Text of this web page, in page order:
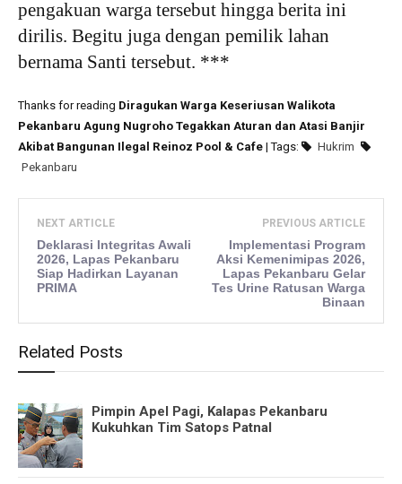
pengakuan warga tersebut hingga berita ini
dirilis. Begitu juga dengan pemilik lahan
bernama Santi tersebut. ***
Thanks for reading Diragukan Warga Keseriusan Walikota
Pekanbaru Agung Nugroho Tegakkan Aturan dan Atasi Banjir
Akibat Bangunan Ilegal Reinoz Pool & Cafe | Tags:
Hukrim
Pekanbaru
NEXT ARTICLE
Deklarasi Integritas Awali
2026, Lapas Pekanbaru
Siap Hadirkan Layanan
PRIMA
PREVIOUS ARTICLE
Implementasi Program
Aksi Kemenimipas 2026,
Lapas Pekanbaru Gelar
Tes Urine Ratusan Warga
Binaan
Related Posts
Pimpin Apel Pagi, Kalapas Pekanbaru
Kukuhkan Tim Satops Patnal